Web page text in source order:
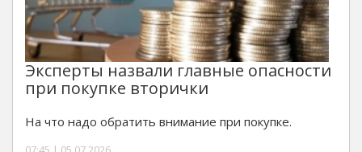
Эксперты назвали главные опасности
при покупке вторички
На что надо обратить внимание при покупке.